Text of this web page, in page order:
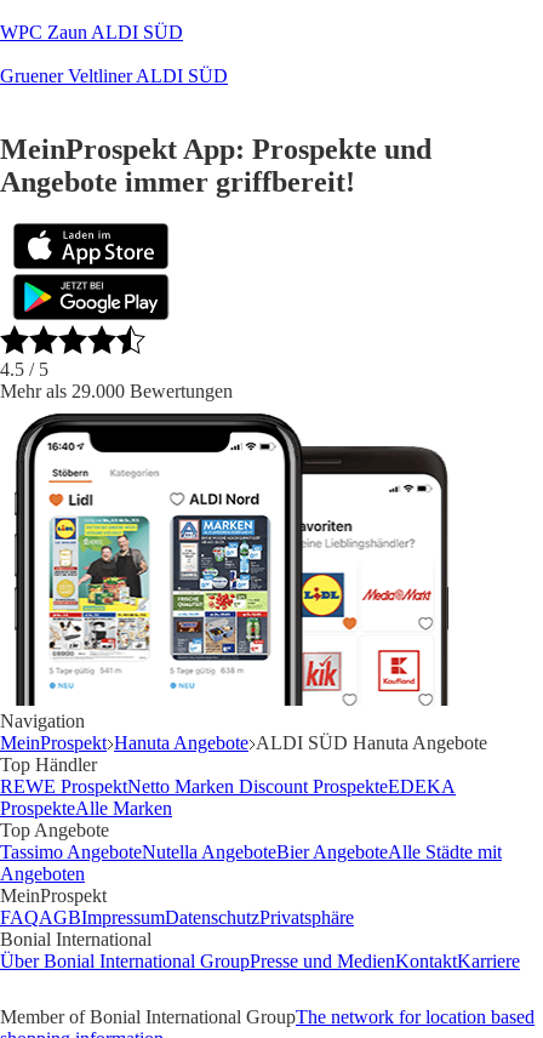
WPC Zaun ALDI SÜD
Gruener Veltliner ALDI SÜD
MeinProspekt App: Prospekte und
Angebote immer griffbereit!
4.5 / 5
Mehr als 29.000 Bewertungen
Navigation
MeinProspekt Hanuta Angebote ALDI SÜD Hanuta Angebote
Top Händler
REWE ProspektNetto Marken Discount ProspekteEDEKA
ProspekteAlle Marken
Top Angebote
Tassimo AngeboteNutella AngeboteBier AngeboteAlle Städte mit
Angeboten
MeinProspekt
FAQAGBImpressumDatenschutzPrivatsphäre
Bonial International
Über Bonial International GroupPresse und MedienKontaktKarriere
Member of Bonial International GroupThe network for location based